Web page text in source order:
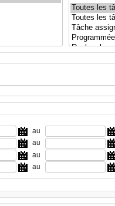
au
au
au
au